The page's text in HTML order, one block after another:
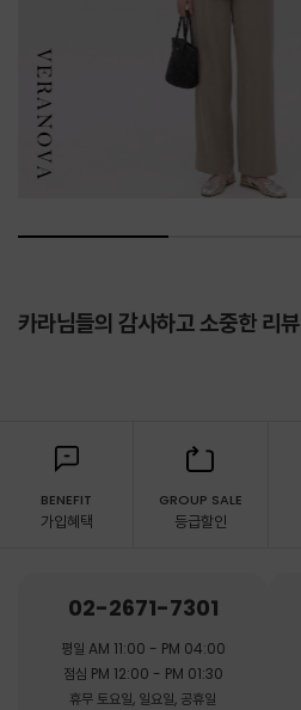
카라님들의 감사하고 소중한 리뷰
BENEFIT
가입혜택
GROUP SALE
등급할인
02-2671-7301
평일 AM 11:00 - PM 04:00
점심 PM 12:00 - PM 01:30
휴무 토요일, 일요일, 공휴일